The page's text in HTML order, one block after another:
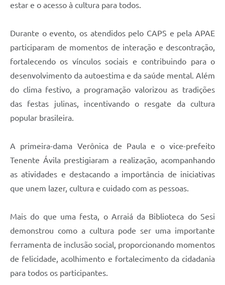
estar e o acesso à cultura para todos.
Durante o evento, os atendidos pelo CAPS e pela APAE
participaram de momentos de interação e descontração,
fortalecendo os vínculos sociais e contribuindo para o
desenvolvimento da autoestima e da saúde mental. Além
do clima festivo, a programação valorizou as tradições
das festas julinas, incentivando o resgate da cultura
popular brasileira.
A primeira-dama Verônica de Paula e o vice-prefeito
Tenente Ávila prestigiaram a realização, acompanhando
as atividades e destacando a importância de iniciativas
que unem lazer, cultura e cuidado com as pessoas.
Mais do que uma festa, o Arraiá da Biblioteca do Sesi
demonstrou como a cultura pode ser uma importante
ferramenta de inclusão social, proporcionando momentos
de felicidade, acolhimento e fortalecimento da cidadania
para todos os participantes.